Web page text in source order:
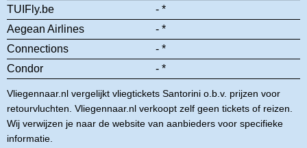
TUIFly.be
- *
Aegean Airlines
- *
Connections
- *
Condor
- *
Vliegennaar.nl vergelijkt vliegtickets Santorini o.b.v. prijzen voor
retourvluchten. Vliegennaar.nl verkoopt zelf geen tickets of reizen.
Wij verwijzen je naar de website van aanbieders voor specifieke
informatie.